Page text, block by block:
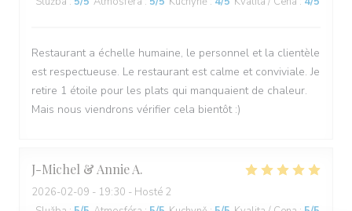
Restaurant a échelle humaine, le personnel et la clientèle
est respectueuse. Le restaurant est calme et conviviale. Je
retire 1 étoile pour les plats qui manquaient de chaleur.
Mais nous viendrons vérifier cela bientôt :)
J-Michel & AnnieA
2026-02-09 - 19:30 - Hosté 2